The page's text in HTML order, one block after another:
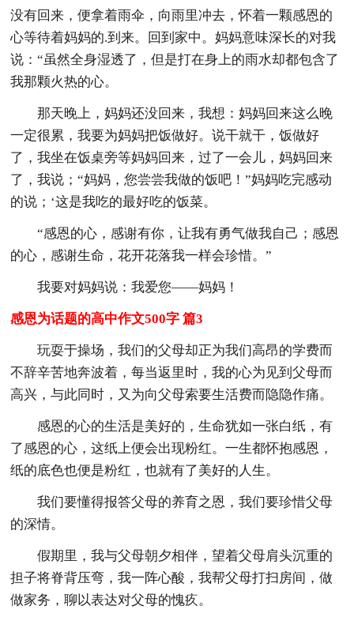
没有回来，便拿着雨伞，向雨里冲去，怀着一颗感恩的
心等待着妈妈的.到来。回到家中。妈妈意味深长的对我
说：“虽然全身湿透了，但是打在身上的雨水却都包含了
我那颗火热的心。
那天晚上，妈妈还没回来，我想：妈妈回来这么晚
一定很累，我要为妈妈把饭做好。说干就干，饭做好
了，我坐在饭桌旁等妈妈回来，过了一会儿，妈妈回来
了，我说；“妈妈，您尝尝我做的饭吧！”妈妈吃完感动
的说；‘这是我吃的最好吃的饭菜。
“感恩的心，感谢有你，让我有勇气做我自己；感恩
的心，感谢生命，花开花落我一样会珍惜。”
我要对妈妈说：我爱您——妈妈！
感恩为话题的高中作文500字 篇3
玩耍于操场，我们的父母却正为我们高昂的学费而
不辞辛苦地奔波着，每当返里时，我的心为见到父母而
高兴，与此同时，又为向父母索要生活费而隐隐作痛。
感恩的心的生活是美好的，生命犹如一张白纸，有
了感恩的心，这纸上便会出现粉红。一生都怀抱感恩，
纸的底色也便是粉红，也就有了美好的人生。
我们要懂得报答父母的养育之恩，我们要珍惜父母
的深情。
假期里，我与父母朝夕相伴，望着父母肩头沉重的
担子将脊背压弯，我一阵心酸，我帮父母打扫房间，做
做家务，聊以表达对父母的愧疚。